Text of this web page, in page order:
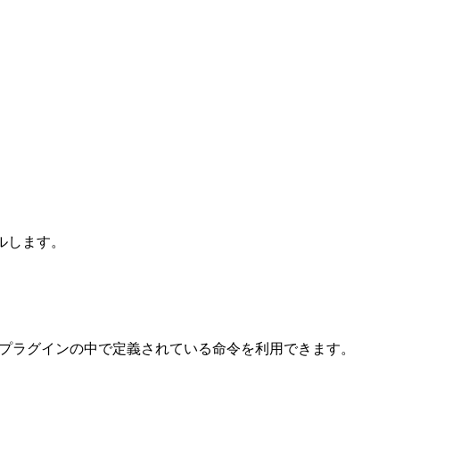
ます。
グインの中で定義されている命令を利用できます。